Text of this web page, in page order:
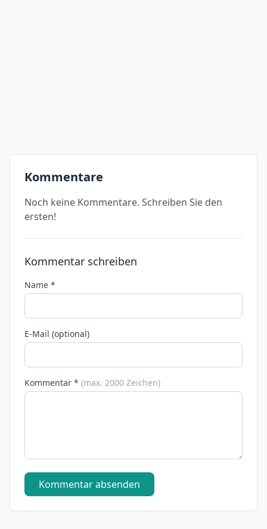
Kommentare
Noch keine Kommentare. Schreiben Sie den
ersten!
Kommentar schreiben
Name *
E-Mail (optional)
Kommentar * (max. 2000 Zeichen)
Kommentar absenden